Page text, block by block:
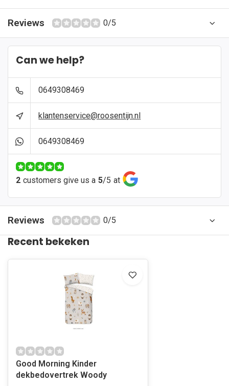
Reviews 0/5
Can we help?
0649308469
klantenservice@roosentijn.nl
0649308469
2 customers give us a 5/5 at
Reviews 0/5
Recent bekeken
Good Morning Kinder
dekbedovertrek Woody